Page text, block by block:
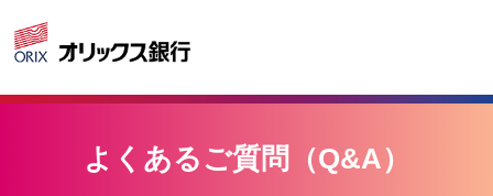
よくあるご質問（Q&A）